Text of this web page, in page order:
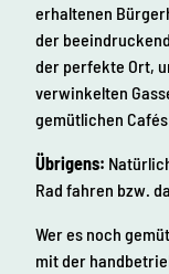
erhaltenen
der
der perfekte Ort,
verwinkelten
gemütlichen
Übrigens:
Rad fahren bzw.
Wer es noch
mit der